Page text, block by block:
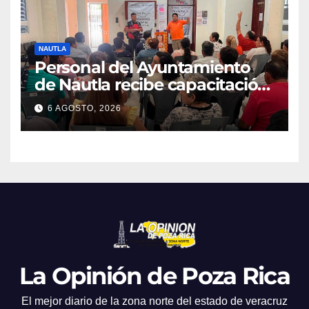
NAUTLA
Personal del Ayuntamiento
de Nautla recibe capacitación
en atención a emergencias
6 AGOSTO, 2026
La Opinión de Poza Rica
El mejor diario de la zona norte del estado de veracruz